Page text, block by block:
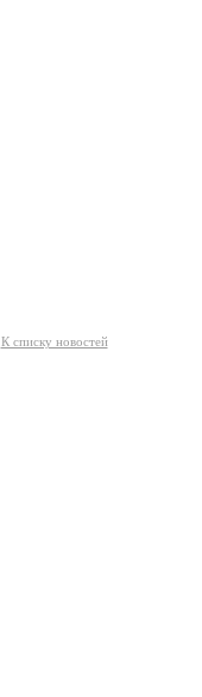
К списку новостей